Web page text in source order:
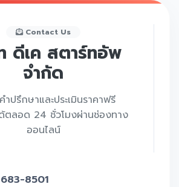
Contact Us
ดีเค สตาร์ทอัพ
จำกัด
ำปรึกษาและประเมินราคาฟรี
ด้ตลอด 24 ชั่วโมงผ่านช่องทาง
ออนไลน์
8501